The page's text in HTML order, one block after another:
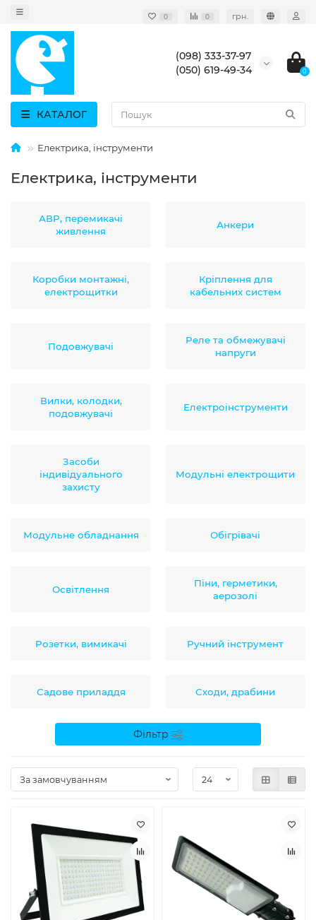
0 0 грн.
(098) 333-37-97
(050) 619-49-34
0
КАТАЛОГ
Електрика, інструменти
Електрика, інструменти
АВР, перемикачі
живлення
Анкери
Коробки монтажні,
електрощитки
Кріплення для
кабельних систем
Подовжувачі
Реле та обмежувачі
напруги
Вилки, колодки,
подовжувачі
Електроінструменти
Засоби
індивідуального
захисту
Модульні електрощити
Модульне обладнання Обігрівачі
Освітлення
Піни, герметики,
аерозолі
Розетки, вимикачі Ручний інструмент
Садове приладдя Сходи, драбини
Фільтр